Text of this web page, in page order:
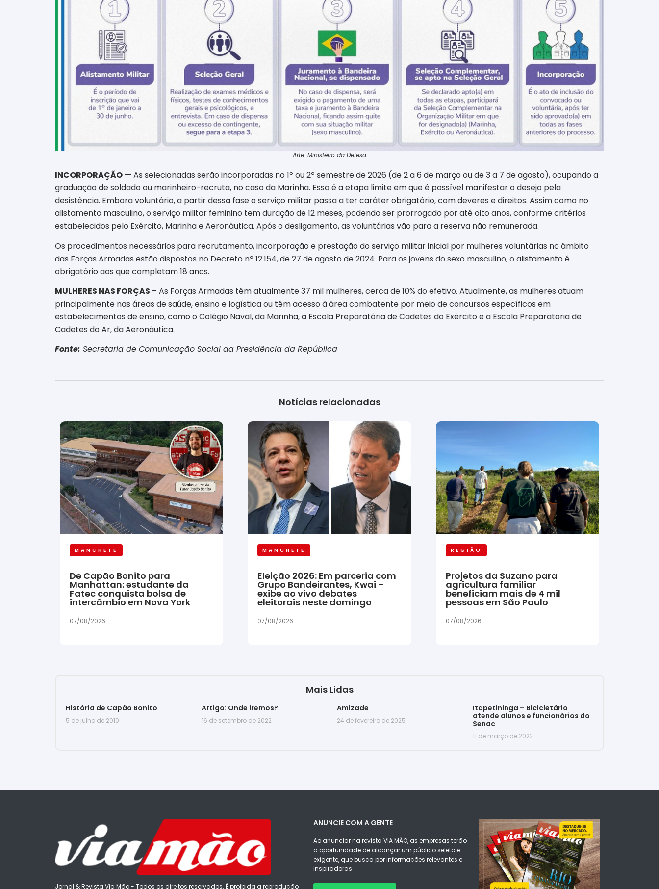
Arte: Ministério da Defesa
INCORPORAÇÃO — As selecionadas serão incorporadas no 1º ou 2º semestre de 2026 (de 2 a 6 de março ou de 3 a 7 de agosto), ocupando a
graduação de soldado ou marinheiro-recruta, no caso da Marinha. Essa é a etapa limite em que é possível manifestar o desejo pela
desistência. Embora voluntário, a partir dessa fase o serviço militar passa a ter caráter obrigatório, com deveres e direitos. Assim como no
alistamento masculino, o serviço militar feminino tem duração de 12 meses, podendo ser prorrogado por até oito anos, conforme critérios
estabelecidos pelo Exército, Marinha e Aeronáutica. Após o desligamento, as voluntárias vão para a reserva não remunerada.
Os procedimentos necessários para recrutamento, incorporação e prestação do serviço militar inicial por mulheres voluntárias no âmbito
das Forças Armadas estão dispostos no Decreto nº 12.154, de 27 de agosto de 2024. Para os jovens do sexo masculino, o alistamento é
obrigatório aos que completam 18 anos.
MULHERES NAS FORÇAS – As Forças Armadas têm atualmente 37 mil mulheres, cerca de 10% do efetivo. Atualmente, as mulheres atuam
principalmente nas áreas de saúde, ensino e logística ou têm acesso à área combatente por meio de concursos específicos em
estabelecimentos de ensino, como o Colégio Naval, da Marinha, a Escola Preparatória de Cadetes do Exército e a Escola Preparatória de
Cadetes do Ar, da Aeronáutica.
Fonte: Secretaria de Comunicação Social da Presidência da República
Notícias relacionadas
MANCHETE
De Capão Bonito para
Manhattan: estudante da
Fatec conquista bolsa de
intercâmbio em Nova York
07/08/2026
MANCHETE
Eleição 2026: Em parceria com
Grupo Bandeirantes, Kwai –
exibe ao vivo debates
eleitorais neste domingo
07/08/2026
REGIÃO
Projetos da Suzano para
agricultura familiar
beneficiam mais de 4 mil
pessoas em São Paulo
07/08/2026
Mais Lidas
História de Capão Bonito
5 de julho de 2010
Artigo: Onde iremos?
16 de setembro de 2022
Amizade
24 de fevereiro de 2025
Itapetininga – Bicicletário
atende alunos e funcionários do
Senac
11 de março de 2022
Jornal & Revista Via Mão - Todos os direitos reservados. É proibida a reprodução
ANUNCIE COM A GENTE
Ao anunciar na revista VIA MÃO, as empresas terão
a oportunidade de alcançar um público seleto e
exigente, que busca por informações relevantes e
inspiradoras.